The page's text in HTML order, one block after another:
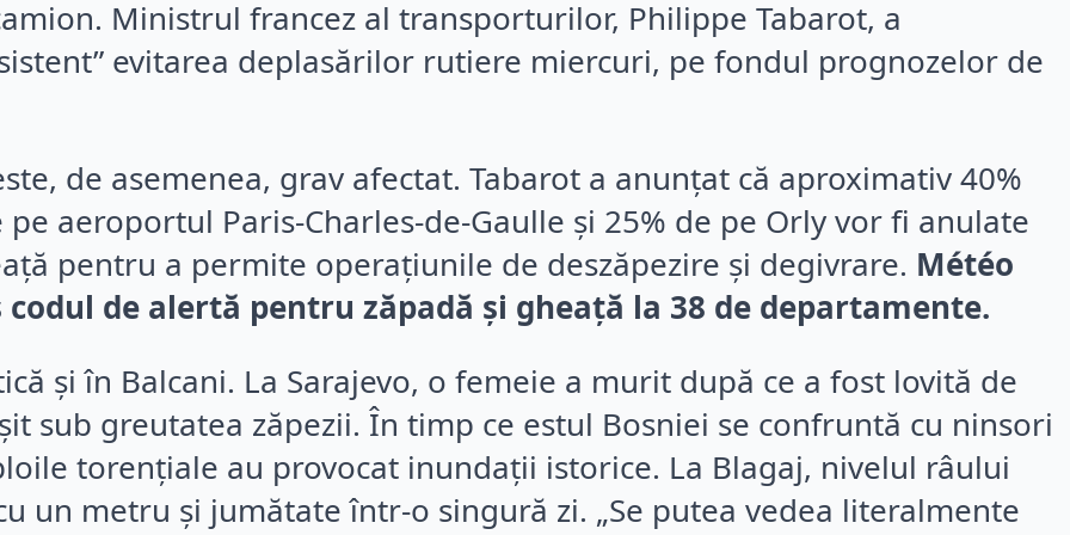
Ministrul francez al transporturilor, Philippe Tabarot, a
evitarea deplasărilor rutiere miercuri, pe fondul prognozelor de
de asemenea, grav afectat. Tabarot a anunțat că aproximativ 40%
aeroportul Paris-Charles-de-Gaulle și 25% de pe Orly vor fi anulate
pentru a permite operațiunile de deszăpezire și degivrare. Météo
codul de alertă pentru zăpadă și gheață la 38 de departamente.
și în Balcani. La Sarajevo, o femeie a murit după ce a fost lovită de
sub greutatea zăpezii. În timp ce estul Bosniei se confruntă cu ninsori
torențiale au provocat inundații istorice. La Blagaj, nivelul râului
un metru și jumătate într-o singură zi. „Se putea vedea literalmente